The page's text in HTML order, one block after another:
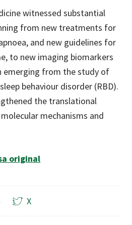
witnessed substantial
from new treatments for
and new guidelines for
to new imaging biomarkers
emerging from the study of
behaviour disorder (RBD).
the translational
mechanisms and
original
X